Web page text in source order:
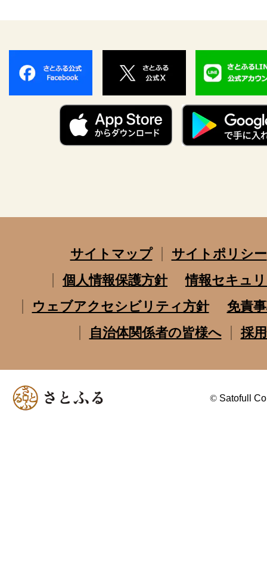
サイトマップ
サイトポリシー
個人情報保護方針
情報セキュ
ウェブアクセシビリティ方針
免責
自治体関係者の皆様へ
採
© Satofull